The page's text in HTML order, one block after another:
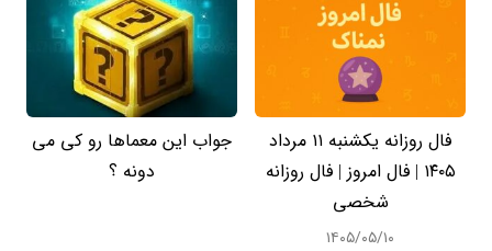
فال روزانه یکشنبه ۱۱ مرداد
۱۴۰۵ | فال امروز | فال روزانه
شخصی
۱۴۰۵/۰۵/۱۰
جواب این معماها رو کی می
دونه ؟